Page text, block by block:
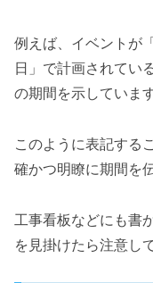
例えば、イベント
日」で計画されてい
の期間を示しています
このように表記する
確かつ明瞭に期間を
工事看板などにも書
を見掛けたら注意し